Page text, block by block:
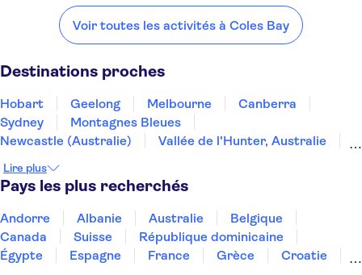
Geelong
Voir toutes les activités à Coles Bay
Destinations proches
Hobart Geelong Melbourne
Canberra
Sydney
Montagnes Bleues
Newcastle (Australie)
Vallée de l'Hunter, Australie
Île Bribie
Mooloolaba Noosa Heads
Lire plus
Pays les plus recherchés
Andorre Albanie Australie
Belgique
Canada
Suisse
République dominicaine
Égypte
Espagne France Grèce
Croatie